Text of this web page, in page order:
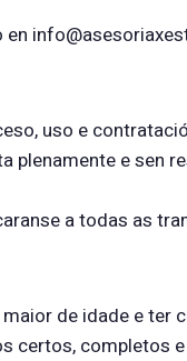
uso e
plenamente e
a todas as
de idade e
certos, completos